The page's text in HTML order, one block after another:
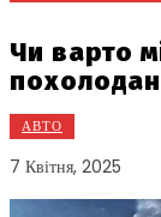
Чи варто
АВТО
7 Квітня, 2025